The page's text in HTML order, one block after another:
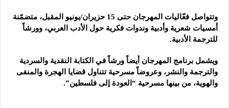
وتتواصل فعّاليات المهرجان حتى 15 حزيران/يونيو المقبل، متضمّنة
أمسيات شعرية وأدبية وندوات فكرية حول الأدب العربي، وورشاً
للترجمة الأدبية.
ويشمل برنامج المهرجان أيضاً ورشاً في الكتابة النقدية والسردية
والترجمة والنشر، وعروضاً مسرحية تتناول قضايا الهجرة والمنفى
والهوية، من بينها مسرحية “العودة إلى فلسطين”.